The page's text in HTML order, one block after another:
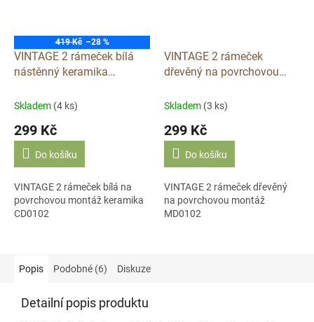
419 Kč –28 %
VINTAGE 2 rámeček bílá
nástěnný keramika
Skladem (4 ks)
299 Kč
Do košíku
VINTAGE 2 rámeček bílá na
povrchovou montáž keramika
CD0102
VINTAGE 2 rámeček
dřevěný na povrchovou
Skladem (3 ks)
299 Kč
Do košíku
VINTAGE 2 rámeček dřevěný
na povrchovou montáž
MD0102
Popis Podobné (6) Diskuze
Detailní popis produktu